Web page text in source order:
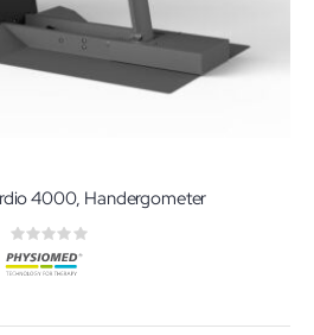
4000, Handergometer
Rating:
0%